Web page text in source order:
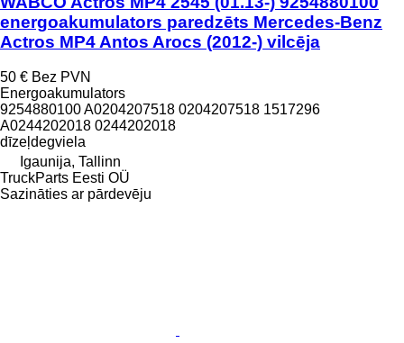
energoakumulators paredzēts Mercedes-Benz
Actros MP4 Antos Arocs (2012-) vilcēja
50 € Bez PVN
Energoakumulators
9254880100 A0204207518 0204207518 1517296
A0244202018 0244202018
dīzeļdegviela
Igaunija, Tallinn
TruckParts Eesti OÜ
Sazināties ar pārdevēju